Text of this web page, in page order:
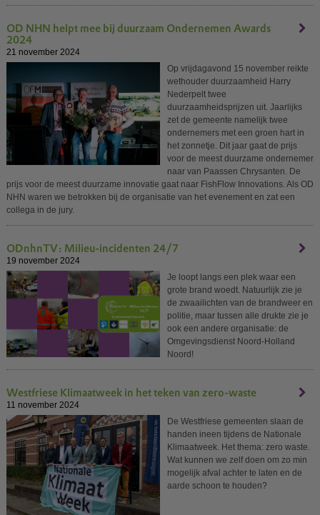
OD NHN helpt mee bij duurzaam Ondernemen Awards
2024
21 november 2024
Op vrijdagavond 15 november reikte
wethouder duurzaamheid Harry
Nederpelt twee
duurzaamheidsprijzen uit. Jaarlijks
zet de gemeente namelijk twee
ondernemers met een groen hart in
het zonnetje. Dit jaar gaat de prijs
voor de meest duurzame ondernemer
naar van Paassen Chrysanten. De
prijs voor de meest duurzame innovatie gaat naar FishFlow Innovations. Als OD
NHN waren we betrokken bij de organisatie van het evenement en zat een
collega in de jury.
ODnhnTV: Milieu-incidenten 24/7
19 november 2024
Je loopt langs een plek waar een
grote brand woedt. Natuurlijk zie je
de zwaailichten van de brandweer en
politie, maar tussen alle drukte zie je
ook een andere organisatie: de
Omgevingsdienst Noord-Holland
Noord!
Westfriese Klimaatweek in het teken van zero-waste
11 november 2024
De Westfriese gemeenten slaan de
handen ineen tijdens de Nationale
Klimaatweek. Het thema: zero waste.
Wat kunnen we zelf doen om zo min
mogelijk afval achter te laten en de
aarde schoon te houden?